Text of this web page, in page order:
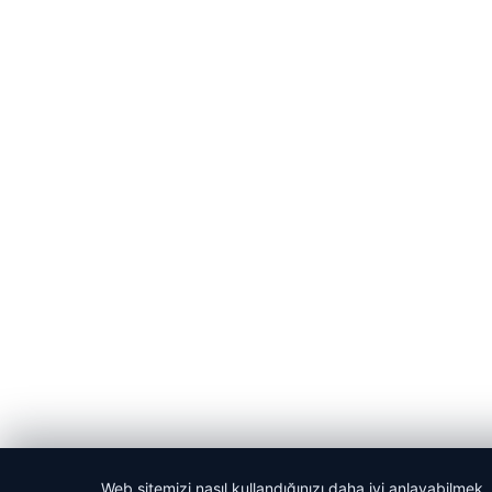
Web sitemizi nasıl kullandığınızı daha iyi